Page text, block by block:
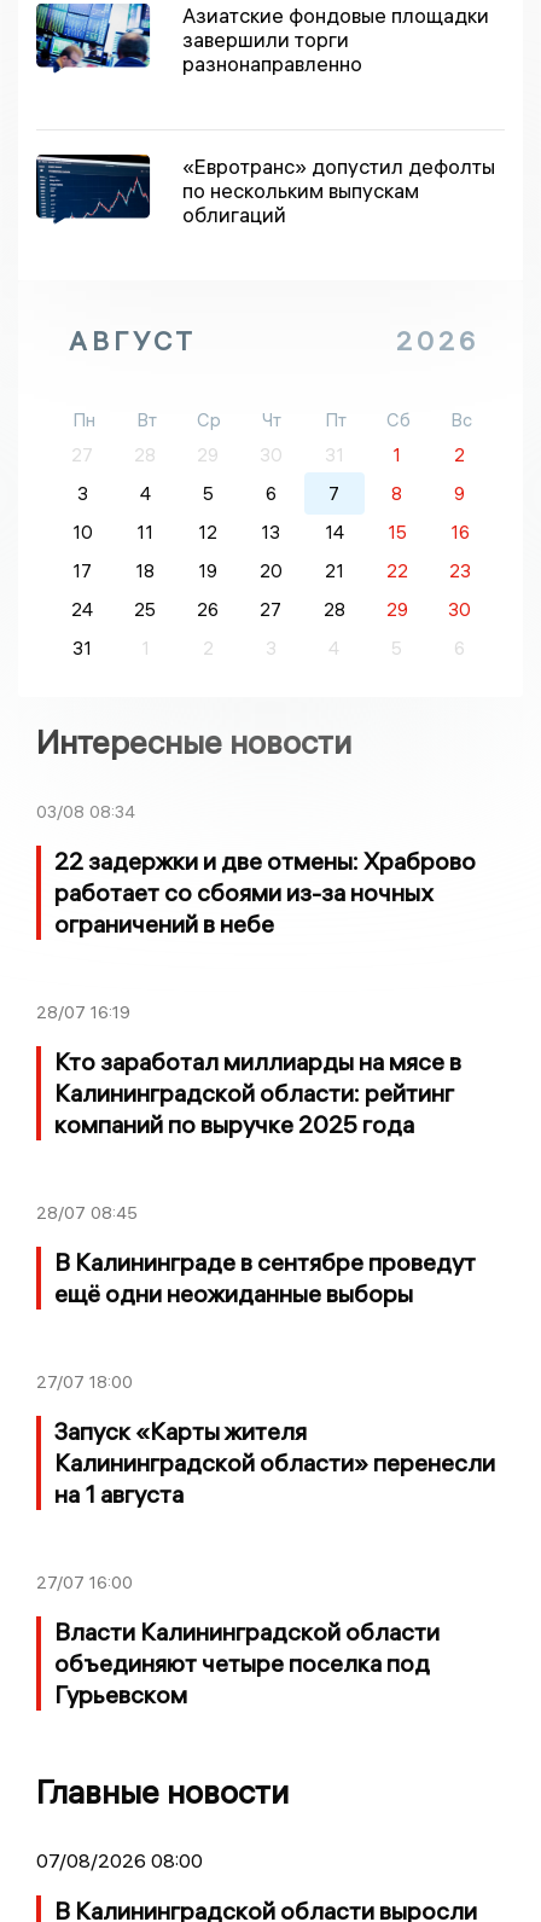
Азиатские фондовые площадки
завершили торги
разнонаправленно
«Евротранс» допустил дефолты
по нескольким выпускам
облигаций
АВГУСТ 2026
Пн Вт Ср Чт Пт Сб
Вс
27
28 29 30 31 1
2
3
4 5 6 7 8
9
10
11 12 13 14 15
16
17
18 19 20 21 22
23
24
25 26 27 28 29
30
31
1 2 3 4 5 6
Интересные новости
03/08 08:34
22 задержки и две отмены: Храброво
работает со сбоями из-за ночных
ограничений в небе
28/07 16:19
Кто заработал миллиарды на мясе в
Калининградской области: рейтинг
компаний по выручке 2025 года
28/07 08:45
В Калининграде в сентябре проведут
ещё одни неожиданные выборы
27/07 18:00
Запуск «Карты жителя
Калининградской области» перенесли
на 1 августа
27/07 16:00
Власти Калининградской области
объединяют четыре поселка под
Гурьевском
Главные новости
07/08/2026 08:00
В Калининградской области выросли